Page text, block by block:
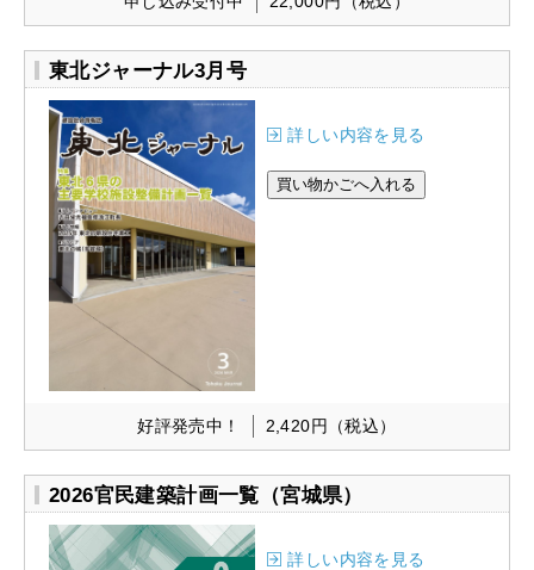
東北ジャーナル3月号
詳しい内容を見る
好評発売中！ 2,420円 （税込）
2026官民建築計画一覧（宮城県）
詳しい内容を見る